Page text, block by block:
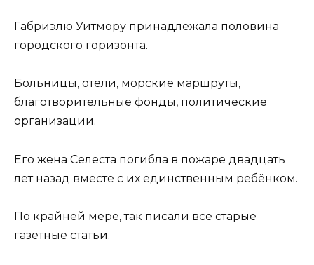
Габриэлю Уитмору принадлежала половина
городского горизонта.
Больницы, отели, морские маршруты,
благотворительные фонды, политические
организации.
Его жена Селеста погибла в пожаре двадцать
лет назад вместе с их единственным ребёнком.
По крайней мере, так писали все старые
газетные статьи.